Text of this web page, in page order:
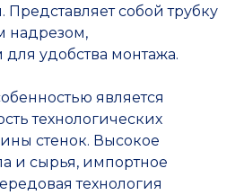
Представляет собой трубку
надрезом,
удобства монтажа.
является
технологических
стенок. Высокое
и сырья, импортное
технология